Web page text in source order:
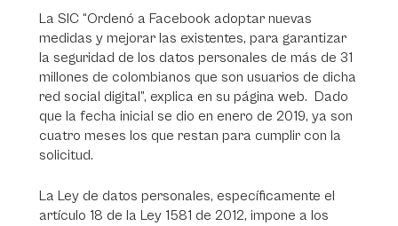
La SIC “Ordenó a Facebook adoptar nuevas
medidas y mejorar las existentes, para garantizar
la seguridad de los datos personales de más de 31
millones de colombianos que son usuarios de dicha
red social digital”, explica en su página web. Dado
que la fecha inicial se dio en enero de 2019, ya son
cuatro meses los que restan para cumplir con la
solicitud.
La Ley de datos personales, específicamente el
artículo 18 de la Ley 1581 de 2012, impone a los